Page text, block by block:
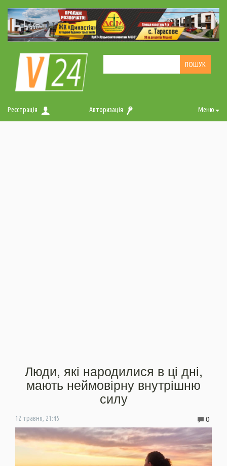
Реєстрація Авторизація Меню
Люди, які народилися в ці дні,
мають неймовірну внутрішню
силу
12 травня, 21:45 0